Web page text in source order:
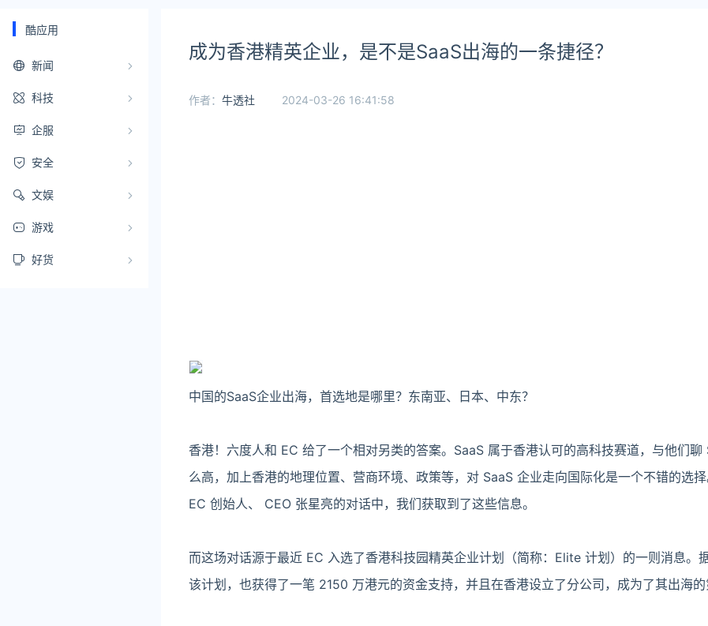
酷应用
新闻
科技
企服
安全
文娱
游戏
好货
成为香港精英企业，是不是SaaS出海的一条捷径？
作者： 牛透社 2024-03-26 16:41:58
中国的SaaS企业出海，首选地是哪里？东南亚、日本、中东？
香港！六度人和 EC 给了一个相对另类的答案。SaaS 属于香港认可的高科技赛道，与他们聊
么高，加上香港的地理位置、营商环境、政策等，对 SaaS 企业走向国际化是一个不错的选
EC 创始人、 CEO 张星亮的对话中，我们获取到了这些信息。
而这场对话源于最近 EC 入选了香港科技园精英企业计划（简称：Elite 计划）的一则消息。
该计划，也获得了一笔 2150 万港元的资金支持，并且在香港设立了分公司，成为了其出海的